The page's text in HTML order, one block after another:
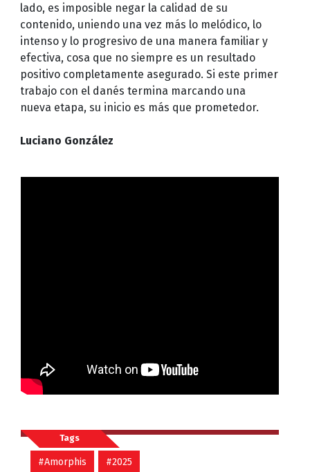
lado, es imposible negar la calidad de su
contenido, uniendo una vez más lo melódico, lo
intenso y lo progresivo de una manera familiar y
efectiva, cosa que no siempre es un resultado
positivo completamente asegurado. Si este primer
trabajo con el danés termina marcando una
nueva etapa, su inicio es más que prometedor.
Luciano González
Tags
#Amorphis #2025